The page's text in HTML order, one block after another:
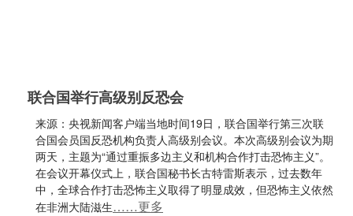
联合国举行高级别反恐会
来源：央视新闻客户端当地时间19日，联合国举行第三次联
合国会员国反恐机构负责人高级别会议。本次高级别会议为期
两天，主题为“通过重振多边主义和机构合作打击恐怖主义”。
在会议开幕仪式上，联合国秘书长古特雷斯表示，过去数年
中，全球合作打击恐怖主义取得了明显成效，但恐怖主义依然
在非洲大陆滋生……更多